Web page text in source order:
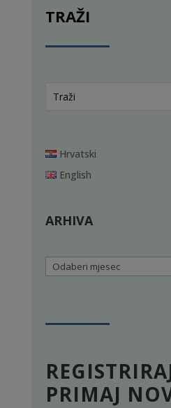
TRAŽI
Hrvatski
English
ARHIVA
Arhiva
PRIMAJ